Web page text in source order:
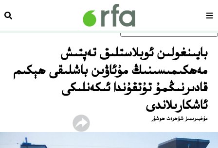
ئاساسلىق مەزمۇنغا ئاتلاڭسەھىپە
بايىنغولىن ئوبلاستلىق تەپتىش
مەھكىمىسىنىڭ مۇئاۋىن باشلىقى ھېكىم
قادىرنىڭمۇ تۇتقۇندا ئىكەنلىكى
ئاشكارىلاندى
مۇخبىرىمىز شۆھرەت ھوشۇر